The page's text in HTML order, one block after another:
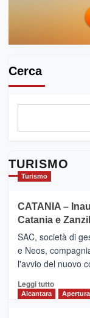
Cerca
TURISMO
Turismo
CATANIA –
Catania e
SAC, società di
e Neos,
l'avvio del nuovo
Leggi tuttoLeggi
Alcantara Apertura